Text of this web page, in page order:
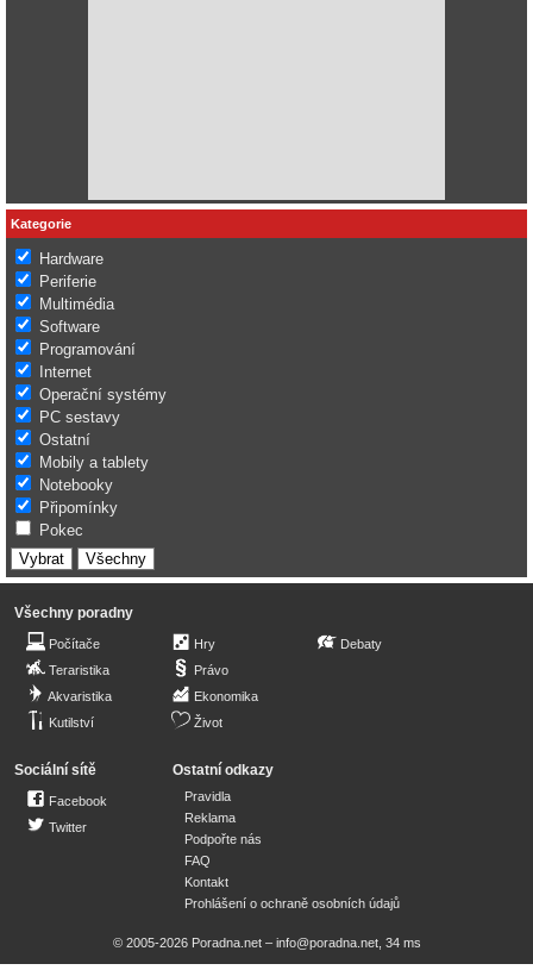
Kategorie
Hardware
Periferie
Multimédia
Software
Programování
Internet
Operační systémy
PC sestavy
Ostatní
Mobily a tablety
Notebooky
Připomínky
Pokec
Všechny poradny
Počítače
Teraristika
Akvaristika
Kutilství
Hry
Právo
Ekonomika
Život
Debaty
Sociální sítě
Facebook
Twitter
Ostatní odkazy
Pravidla
Reklama
Podpořte nás
FAQ
Kontakt
Prohlášení o ochraně osobních údajů
© 2005-2026 Poradna.net – info@poradna.net, 34 ms